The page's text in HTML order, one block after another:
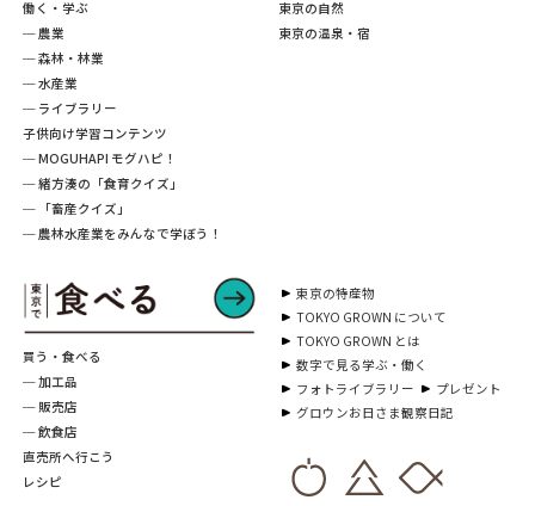
働く・学ぶ
─ 農業
─ 森林・林業
─ 水産業
─ ライブラリー
子供向け学習コンテンツ
─ MOGUHAPI モグハピ！
─ 緒方湊の「食育クイズ」
─ 「畜産クイズ」
─ 農林水産業をみんなで学ぼう！
買う・食べる
─ 加工品
─ 販売店
─ 飲食店
直売所へ行こう
レシピ
東京の自然
東京の温泉・宿
東京の特産物
TOKYO GROWN について
TOKYO GROWN とは
数字で見る学ぶ・働く
フォトライブラリー
プレゼント
グロウンお日さま観察日記